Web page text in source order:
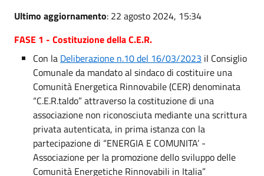
Ultimo aggiornamento: 22 agosto 2024, 15:34
FASE 1 - Costituzione della C.E.R.
Con la Deliberazione n.10 del 16/03/2023 il Consiglio
Comunale da mandato al sindaco di costituire una
Comunità Energetica Rinnovabile (CER) denominata
“C.E.R.taldo” attraverso la costituzione di una
associazione non riconosciuta mediante una scrittura
privata autenticata, in prima istanza con la
partecipazione di “ENERGIA E COMUNITA’ -
Associazione per la promozione dello sviluppo delle
Comunità Energetiche Rinnovabili in Italia”